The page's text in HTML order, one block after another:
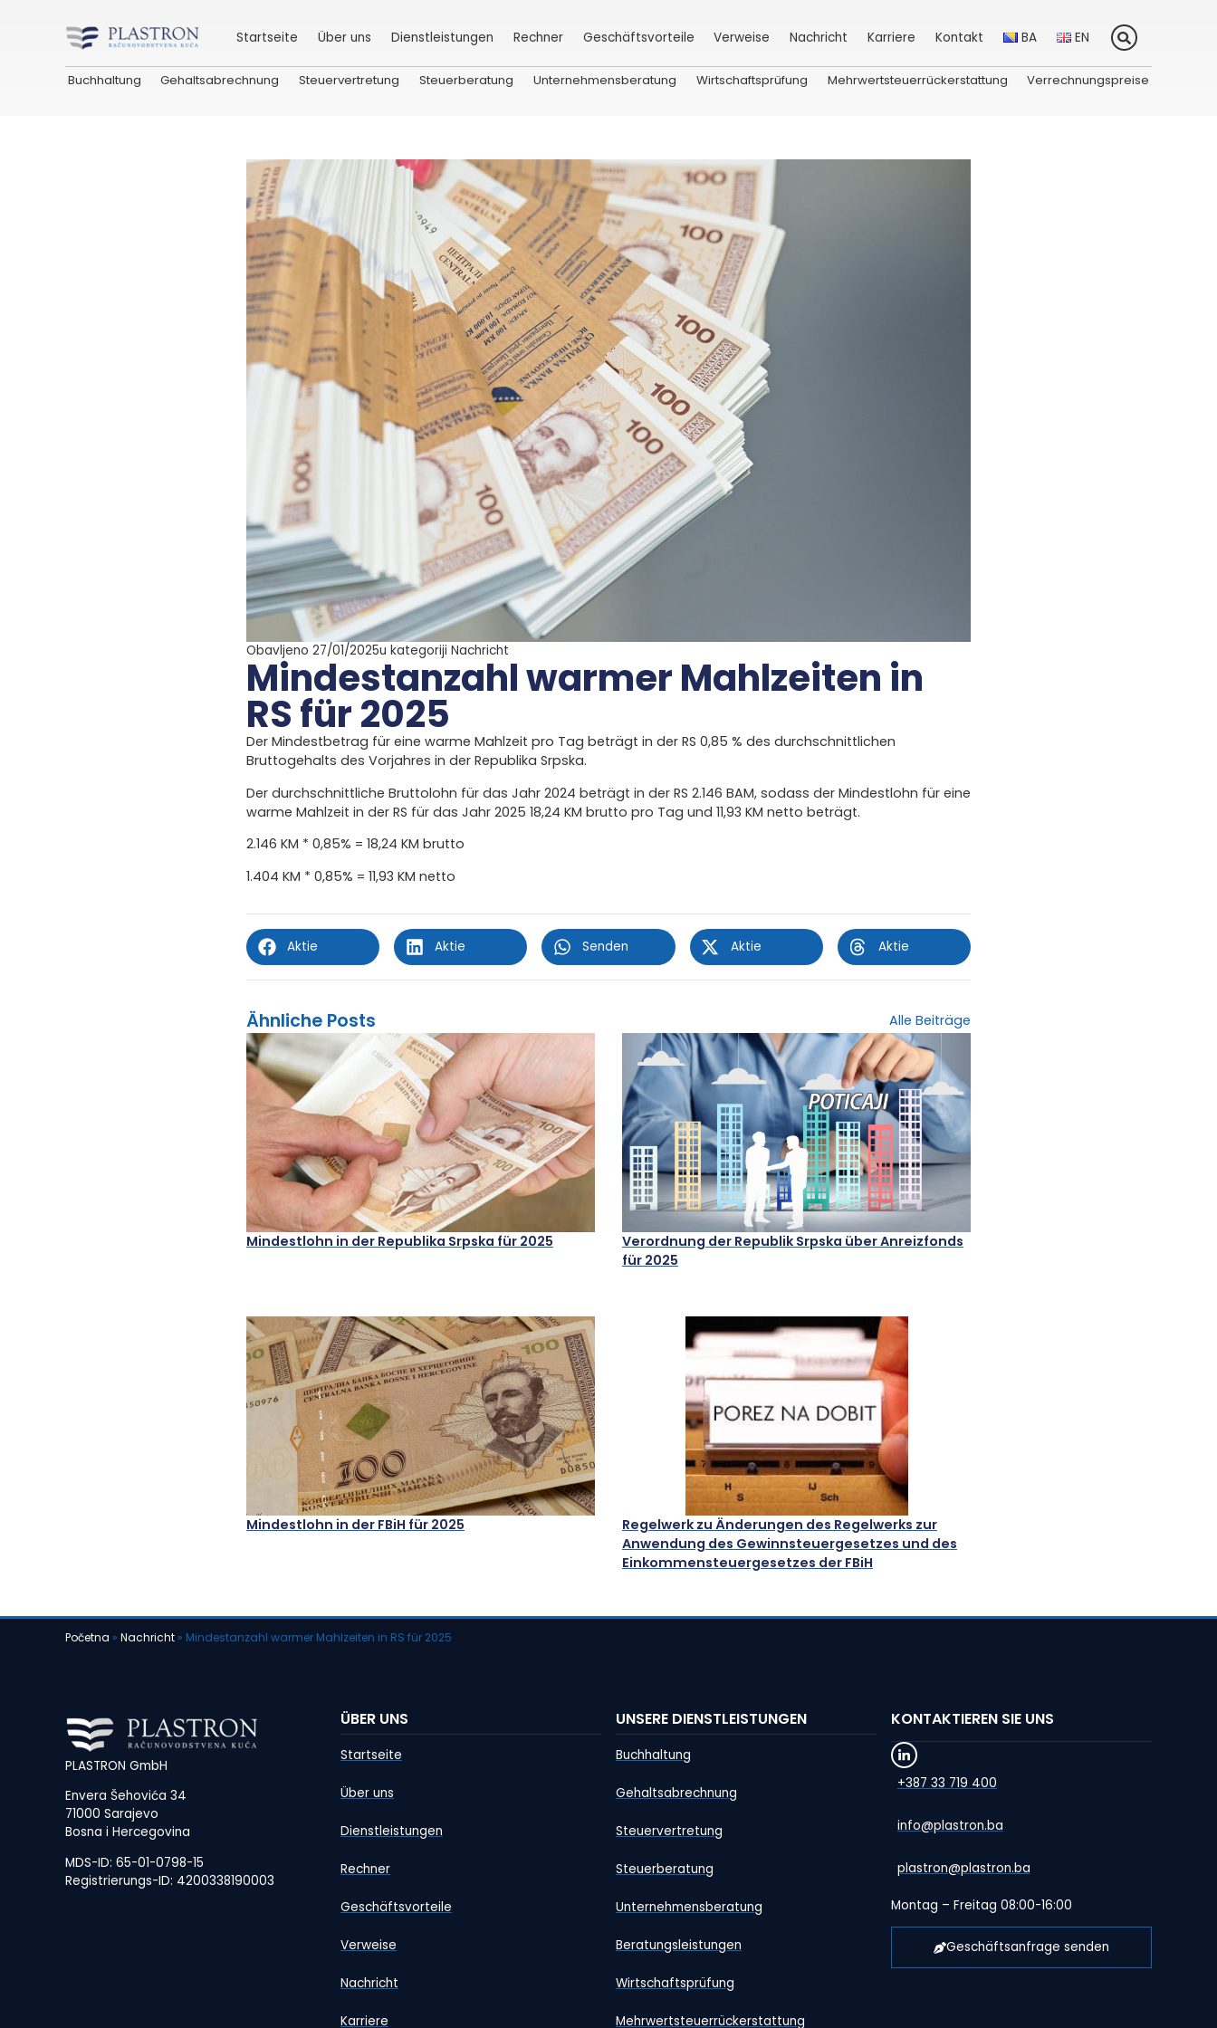
Startseite Über uns Dienstleistungen Rechner Geschäftsvorteile Verweise Nachricht Karriere Kontakt BA EN
Buchhaltung Gehaltsabrechnung Steuervertretung Steuerberatung Unternehmensberatung Wirtschaftsprüfung Mehrwertsteuerrückerstattung Verrechnungspreise
Obavljeno 27/01/2025u kategoriji Nachricht
Mindestanzahl warmer Mahlzeiten in
RS für 2025
Der Mindestbetrag für eine warme Mahlzeit pro Tag beträgt in der RS ​​0,85 % des durchschnittlichen
Bruttogehalts des Vorjahres in der Republika Srpska.
Der durchschnittliche Bruttolohn für das Jahr 2024 beträgt in der RS ​​2.146 BAM, sodass der Mindestlohn für eine
warme Mahlzeit in der RS ​​für das Jahr 2025 18,24 KM brutto pro Tag und 11,93 KM netto beträgt.
2.146 KM * 0,85% = 18,24 KM brutto
1.404 KM * 0,85% = 11,93 KM netto
Aktie Aktie Senden Aktie Aktie
Ähnliche Posts Alle Beiträge
Mindestlohn in der Republika Srpska für 2025
Verordnung der Republik Srpska über Anreizfonds
für 2025
Mindestlohn in der FBiH für 2025
Regelwerk zu Änderungen des Regelwerks zur
Anwendung des Gewinnsteuergesetzes und des
Einkommensteuergesetzes der FBiH
Početna » Nachricht » Mindestanzahl warmer Mahlzeiten in RS für 2025
PLASTRON GmbH
Envera Šehovića 34
71000 Sarajevo
Bosna i Hercegovina
MDS-ID: 65-01-0798-15
Registrierungs-ID: 4200338190003
ÜBER UNS
Startseite
Über uns
Dienstleistungen
Rechner
Geschäftsvorteile
Verweise
Nachricht
Karriere
UNSERE DIENSTLEISTUNGEN
Buchhaltung
Gehaltsabrechnung
Steuervertretung
Steuerberatung
Unternehmensberatung
Beratungsleistungen
Wirtschaftsprüfung
Mehrwertsteuerrückerstattung
KONTAKTIEREN SIE UNS
+387 33 719 400
info@plastron.ba
plastron@plastron.ba
Montag – Freitag 08:00-16:00
Geschäftsanfrage senden